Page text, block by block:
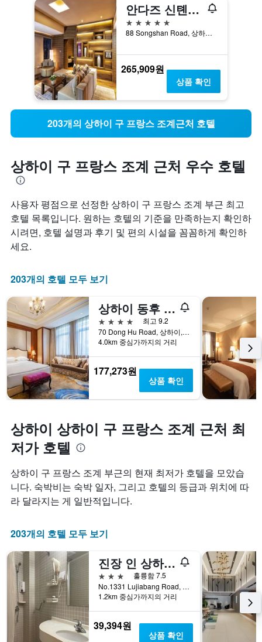
안다즈 신톈디, 상하이, 바이 하얏트
5성급
88 Songshan Road, 상하이, 중국
265,909원
상품 확인
203개의 상하이 구 프랑스 조계근처 호텔
상하이 구 프랑스 조계 근처 우수 호텔
사용자 평점으로 선정한 상하이 구 프랑스 조계 부근 최고
호텔 목록입니다. 원하는 호텔의 기준을 만족하는지 확인하
시려면, 호텔 설명과 후기 및 편의 시설을 꼼꼼하게 확인하
세요.
203개의 호텔 모두 보기
상하이 동후 호텔
4성급
최고 9.2
70 Dong Hu Road, 상하이, 중국
4.0km 중심가까지의 거리
177,273원
상품 확인
상하이 상하이 구 프랑스 조계 근처 최
저가 호텔
상하이 구 프랑스 조계 부근의 현재 최저가 호텔을 모았습
니다. 숙박비는 숙박 일자, 그리고 호텔의 등급과 위치에 따
라 달라지는 게 일반적입니다.
203개의 호텔 모두 보기
진장 인 상하이 루지아방 로드 메트로 스테이션
3성급
훌륭함 7.5
No.1331 Lujiabang Road, 상하이, 중국
1.2km 중심가까지의 거리
39,394원
상품 확인